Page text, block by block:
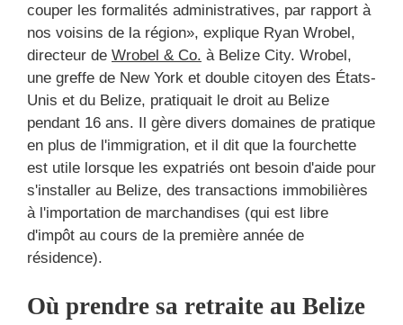
couper les formalités administratives, par rapport à
nos voisins de la région», explique Ryan Wrobel,
directeur de Wrobel & Co. à Belize City. Wrobel,
une greffe de New York et double citoyen des États-
Unis et du Belize, pratiquait le droit au Belize
pendant 16 ans. Il gère divers domaines de pratique
en plus de l'immigration, et il dit que la fourchette
est utile lorsque les expatriés ont besoin d'aide pour
s'installer au Belize, des transactions immobilières
à l'importation de marchandises (qui est libre
d'impôt au cours de la première année de
résidence).
Où prendre sa retraite au Belize